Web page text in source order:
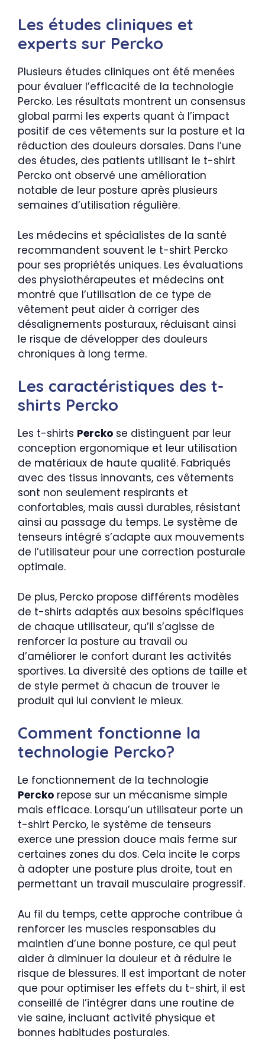
Les études cliniques et
experts sur Percko
Plusieurs études cliniques ont été menées
pour évaluer l’efficacité de la technologie
Percko. Les résultats montrent un consensus
global parmi les experts quant à l’impact
positif de ces vêtements sur la posture et la
réduction des douleurs dorsales. Dans l’une
des études, des patients utilisant le t-shirt
Percko ont observé une amélioration
notable de leur posture après plusieurs
semaines d’utilisation régulière.
Les médecins et spécialistes de la santé
recommandent souvent le t-shirt Percko
pour ses propriétés uniques. Les évaluations
des physiothérapeutes et médecins ont
montré que l’utilisation de ce type de
vêtement peut aider à corriger des
désalignements posturaux, réduisant ainsi
le risque de développer des douleurs
chroniques à long terme.
Les caractéristiques des t-
shirts Percko
Les t-shirts Percko se distinguent par leur
conception ergonomique et leur utilisation
de matériaux de haute qualité. Fabriqués
avec des tissus innovants, ces vêtements
sont non seulement respirants et
confortables, mais aussi durables, résistant
ainsi au passage du temps. Le système de
tenseurs intégré s’adapte aux mouvements
de l’utilisateur pour une correction posturale
optimale.
De plus, Percko propose différents modèles
de t-shirts adaptés aux besoins spécifiques
de chaque utilisateur, qu’il s’agisse de
renforcer la posture au travail ou
d’améliorer le confort durant les activités
sportives. La diversité des options de taille et
de style permet à chacun de trouver le
produit qui lui convient le mieux.
Comment fonctionne la
technologie Percko?
Le fonctionnement de la technologie
Percko repose sur un mécanisme simple
mais efficace. Lorsqu’un utilisateur porte un
t-shirt Percko, le système de tenseurs
exerce une pression douce mais ferme sur
certaines zones du dos. Cela incite le corps
à adopter une posture plus droite, tout en
permettant un travail musculaire progressif.
Au fil du temps, cette approche contribue à
renforcer les muscles responsables du
maintien d’une bonne posture, ce qui peut
aider à diminuer la douleur et à réduire le
risque de blessures. Il est important de noter
que pour optimiser les effets du t-shirt, il est
conseillé de l’intégrer dans une routine de
vie saine, incluant activité physique et
bonnes habitudes posturales.